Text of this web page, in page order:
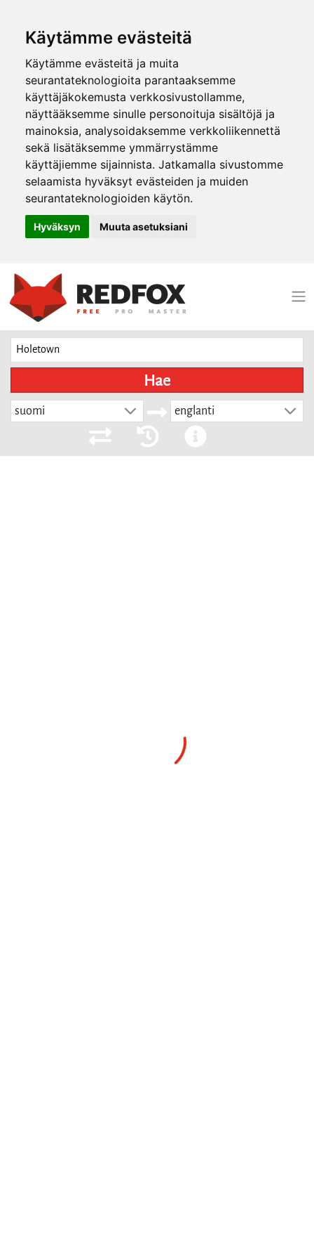
Käytämme evästeitä
Käytämme evästeitä ja muita
seurantateknologioita parantaaksemme
käyttäjäkokemusta verkkosivustollamme,
näyttääksemme sinulle personoituja sisältöjä ja
mainoksia, analysoidaksemme verkkoliikennettä
sekä lisätäksemme ymmärrystämme
käyttäjiemme sijainnista. Jatkamalla sivustomme
selaamista hyväksyt evästeiden ja muiden
seurantateknologioiden käytön.
Hyväksyn Muuta asetuksiani
Hae
suomi englanti